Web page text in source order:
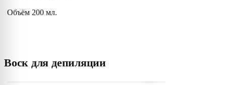
Объём 200 мл.
Воск для депиляции